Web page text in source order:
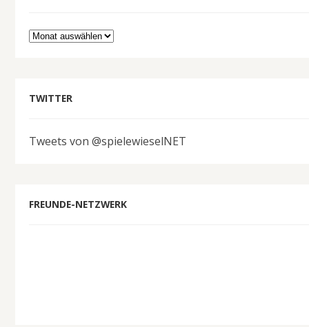
Archiv
TWITTER
Tweets von @spielewieselNET
FREUNDE-NETZWERK